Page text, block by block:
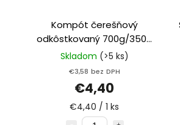
Kompót čerešňový
odkôstkovaný 700g/350g
Natur farm
Skladom (>5 ks)
€3,58 bez DPH
€4,40
€4,40 / 1 ks